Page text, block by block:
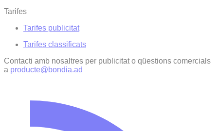
Tarifes
Tarifes publicitat
Tarifes classificats
Contacti amb nosaltres per publicitat o qüestions comercials
a producte@bondia.ad